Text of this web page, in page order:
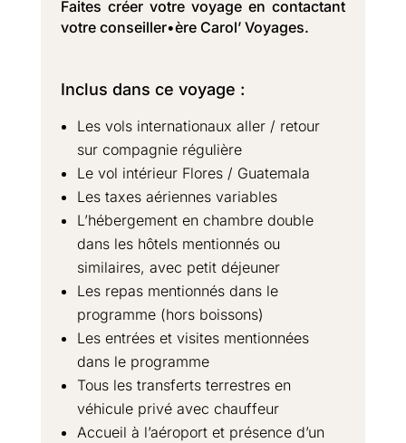
Faites créer votre voyage en contactant
votre conseiller•ère Carol’ Voyages.
Inclus dans ce voyage :
Les vols internationaux aller / retour
sur compagnie régulière
Le vol intérieur Flores / Guatemala
Les taxes aériennes variables
L’hébergement en chambre double
dans les hôtels mentionnés ou
similaires, avec petit déjeuner
Les repas mentionnés dans le
programme (hors boissons)
Les entrées et visites mentionnées
dans le programme
Tous les transferts terrestres en
véhicule privé avec chauffeur
Accueil à l’aéroport et présence d’un